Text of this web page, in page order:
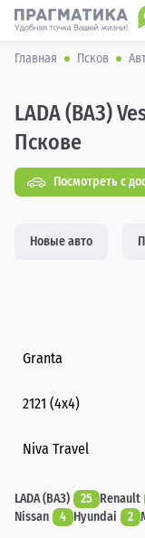
Главная Псков
LADA (ВАЗ)
Пскове
Посмотреть с
Новые авто
Granta
2121 (4x4)
Niva Travel
LADA (ВАЗ) 25 Renault
Nissan
4 Hyundai 2